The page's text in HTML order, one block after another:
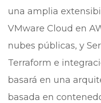
una amplia
VMware Cloud en
nubes públicas, y
Terraform e
basará en una
basada en